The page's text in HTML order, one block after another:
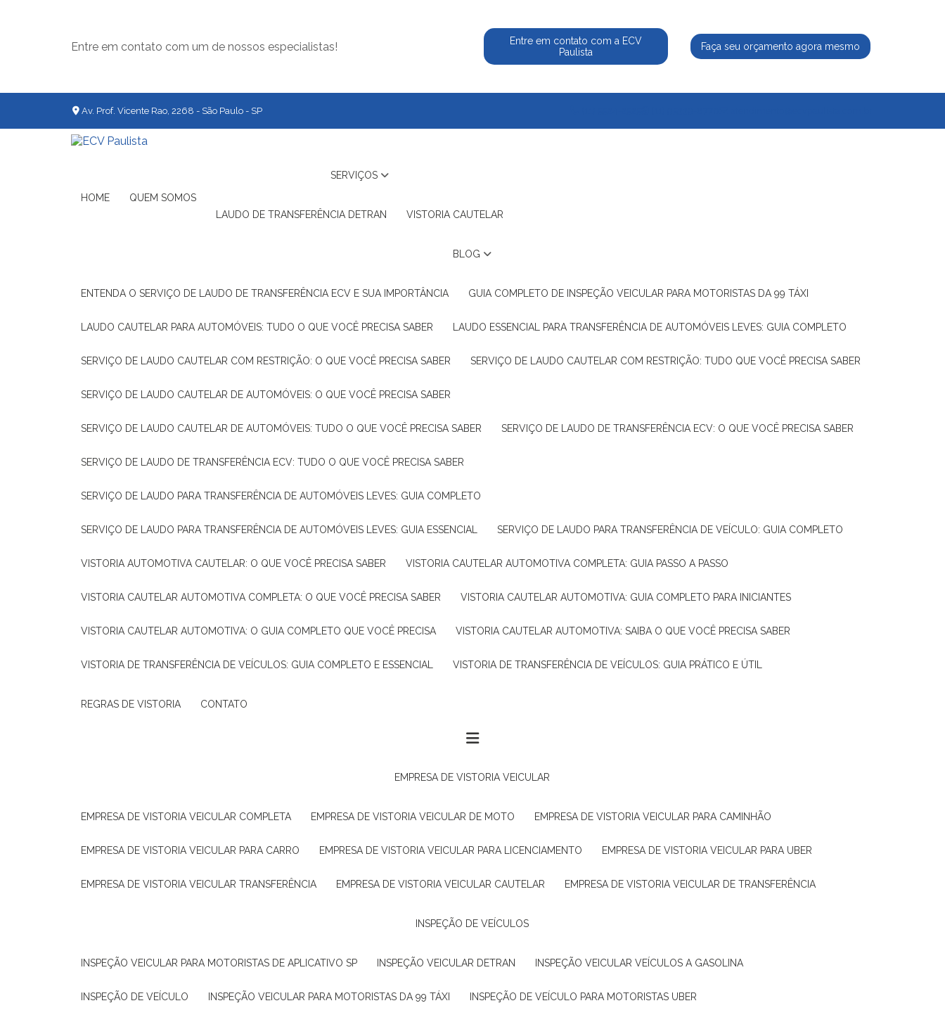
Entre em contato com um de nossos especialistas!
Entre em contato com a ECV
Paulista
Faça seu orçamento agora mesmo
Av. Prof. Vicente Rao, 2268 - São Paulo - SP
HOME QUEM SOMOS
SERVIÇOS
LAUDO DE TRANSFERÊNCIA DETRAN VISTORIA CAUTELAR
BLOG
ENTENDA O SERVIÇO DE LAUDO DE TRANSFERÊNCIA ECV E SUA IMPORTÂNCIA GUIA COMPLETO DE INSPEÇÃO VEICULAR PARA MOTORISTAS DA 99 TÁXI
LAUDO CAUTELAR PARA AUTOMÓVEIS: TUDO O QUE VOCÊ PRECISA SABER LAUDO ESSENCIAL PARA TRANSFERÊNCIA DE AUTOMÓVEIS LEVES: GUIA COMPLETO
SERVIÇO DE LAUDO CAUTELAR COM RESTRIÇÃO: O QUE VOCÊ PRECISA SABER SERVIÇO DE LAUDO CAUTELAR COM RESTRIÇÃO: TUDO QUE VOCÊ PRECISA SABER
SERVIÇO DE LAUDO CAUTELAR DE AUTOMÓVEIS: O QUE VOCÊ PRECISA SABER
SERVIÇO DE LAUDO CAUTELAR DE AUTOMÓVEIS: TUDO O QUE VOCÊ PRECISA SABER SERVIÇO DE LAUDO DE TRANSFERÊNCIA ECV: O QUE VOCÊ PRECISA SABER
SERVIÇO DE LAUDO DE TRANSFERÊNCIA ECV: TUDO O QUE VOCÊ PRECISA SABER
SERVIÇO DE LAUDO PARA TRANSFERÊNCIA DE AUTOMÓVEIS LEVES: GUIA COMPLETO
SERVIÇO DE LAUDO PARA TRANSFERÊNCIA DE AUTOMÓVEIS LEVES: GUIA ESSENCIAL SERVIÇO DE LAUDO PARA TRANSFERÊNCIA DE VEÍCULO: GUIA COMPLETO
VISTORIA AUTOMOTIVA CAUTELAR: O QUE VOCÊ PRECISA SABER VISTORIA CAUTELAR AUTOMOTIVA COMPLETA: GUIA PASSO A PASSO
VISTORIA CAUTELAR AUTOMOTIVA COMPLETA: O QUE VOCÊ PRECISA SABER VISTORIA CAUTELAR AUTOMOTIVA: GUIA COMPLETO PARA INICIANTES
VISTORIA CAUTELAR AUTOMOTIVA: O GUIA COMPLETO QUE VOCÊ PRECISA VISTORIA CAUTELAR AUTOMOTIVA: SAIBA O QUE VOCÊ PRECISA SABER
VISTORIA DE TRANSFERÊNCIA DE VEÍCULOS: GUIA COMPLETO E ESSENCIAL VISTORIA DE TRANSFERÊNCIA DE VEÍCULOS: GUIA PRÁTICO E ÚTIL
REGRAS DE VISTORIA CONTATO
EMPRESA DE VISTORIA VEICULAR
EMPRESA DE VISTORIA VEICULAR COMPLETA EMPRESA DE VISTORIA VEICULAR DE MOTO EMPRESA DE VISTORIA VEICULAR PARA CAMINHÃO
EMPRESA DE VISTORIA VEICULAR PARA CARRO EMPRESA DE VISTORIA VEICULAR PARA LICENCIAMENTO EMPRESA DE VISTORIA VEICULAR PARA UBER
EMPRESA DE VISTORIA VEICULAR TRANSFERÊNCIA EMPRESA DE VISTORIA VEICULAR CAUTELAR EMPRESA DE VISTORIA VEICULAR DE TRANSFERÊNCIA
INSPEÇÃO DE VEÍCULOS
INSPEÇÃO VEICULAR PARA MOTORISTAS DE APLICATIVO SP INSPEÇÃO VEICULAR DETRAN INSPEÇÃO VEICULAR VEÍCULOS A GASOLINA
INSPEÇÃO DE VEÍCULO INSPEÇÃO VEICULAR PARA MOTORISTAS DA 99 TÁXI INSPEÇÃO DE VEÍCULO PARA MOTORISTAS UBER